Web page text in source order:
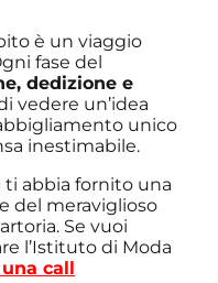
è un viaggio
fase del
dedizione e
vedere un’idea
unico
inestimabile.
abbia fornito una
del meraviglioso
Se vuoi
l’Istituto di Moda
call